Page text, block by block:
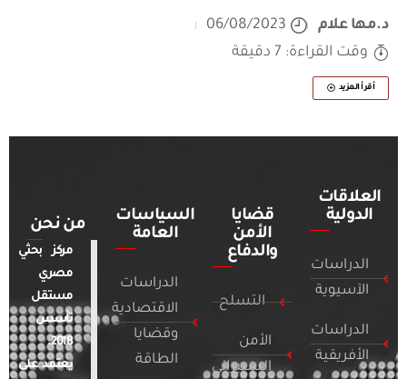
د.مها علام
06/08/2023
وقت القراءة: 7 دقيقة
أقرأ المزيد
العلاقات
الدولية
الدراسات
الآسيوية
الدراسات
الأفريقية
قضايا
الأمن
والدفاع
التسلح
الأمن
السيبراني
السياسات
العامة
الدراسات
الاقتصادية
وقضايا
الطاقة
من نحن
مركز بحثي
مصري
مستقل
تأسس
2018.
يعتمد على